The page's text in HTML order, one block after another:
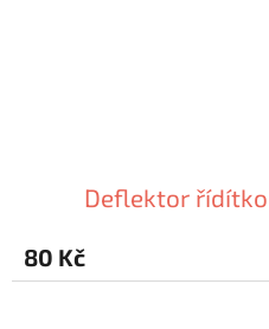
Deflektor
80 Kč